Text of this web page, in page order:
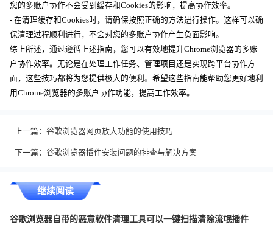
您的多账户协作不会受到缓存和Cookies的影响，提高协作效率。
- 在清理缓存和Cookies时，请确保按照正确的方法进行操作。这样可以确
保清理过程顺利进行，不会对您的多账户协作产生负面影响。
综上所述，通过遵循上述指南，您可以有效地提升Chrome浏览器的多账
户协作效率。无论是在处理工作任务、管理项目还是实现跨平台协作方
面，这些技巧都将为您提供极大的便利。希望这些指南能帮助您更好地利
用Chrome浏览器的多账户协作功能，提高工作效率。
上一篇： 谷歌浏览器网页放大功能的使用技巧
下一篇： 谷歌浏览器插件安装问题的排查与解决方案
继续阅读
谷歌浏览器自带的恶意软件清理工具可以一键扫描清除流氓插件